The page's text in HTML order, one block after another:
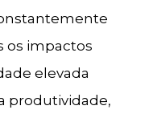
os impactos
elevada
produtividade,